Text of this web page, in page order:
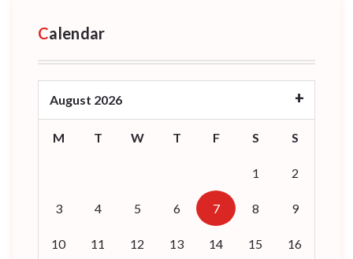
Calendar
August 2026
M T W T F S S
1 2
3 4 5 6 7 8 9
10 11 12 13 14 15 16